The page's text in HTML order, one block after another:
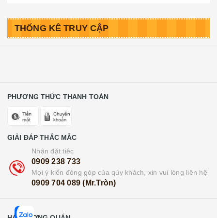
THỐNG KÊ TRUY CẬP
PHƯƠNG THỨC THANH TOÁN
GIẢI ĐÁP THẮC MẮC
Nhận đặt tiêc
0909 238 733
Mọi ý kiến đóng góp của qúy khách, xin vui lòng liên hệ
0909 704 089 (Mr.Tròn)